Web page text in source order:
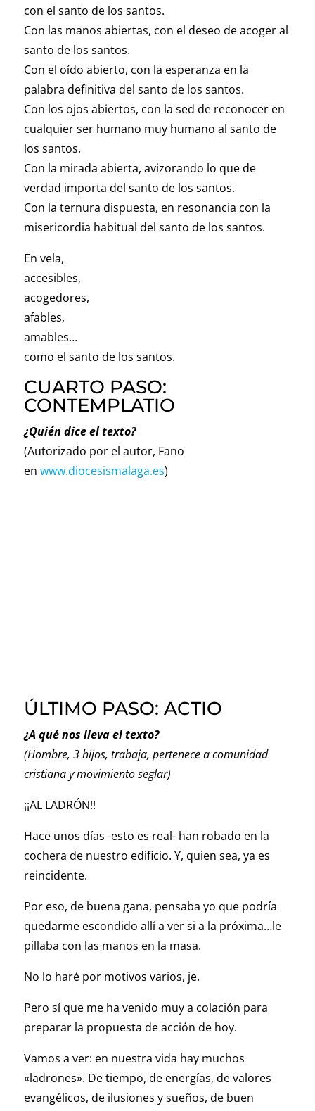
con el santo de los santos.
Con las manos abiertas, con el deseo de acoger al
santo de los santos.
Con el oído abierto, con la esperanza en la
palabra definitiva del santo de los santos.
Con los ojos abiertos, con la sed de reconocer en
cualquier ser humano muy humano al santo de
los santos.
Con la mirada abierta, avizorando lo que de
verdad importa del santo de los santos.
Con la ternura dispuesta, en resonancia con la
misericordia habitual del santo de los santos.
En vela,
accesibles,
acogedores,
afables,
amables…
como el santo de los santos.
CUARTO PASO:
CONTEMPLATIO
¿Quién dice el texto?
(Autorizado por el autor, Fano
en www.diocesismalaga.es)
ÚLTIMO PASO: ACTIO
¿A qué nos lleva el texto?
(Hombre, 3 hijos, trabaja, pertenece a comunidad
cristiana y movimiento seglar)
¡¡AL LADRÓN!!
Hace unos días -esto es real- han robado en la
cochera de nuestro edificio. Y, quien sea, ya es
reincidente.
Por eso, de buena gana, pensaba yo que podría
quedarme escondido allí a ver si a la próxima…le
pillaba con las manos en la masa.
No lo haré por motivos varios, je.
Pero sí que me ha venido muy a colación para
preparar la propuesta de acción de hoy.
Vamos a ver: en nuestra vida hay muchos
«ladrones». De tiempo, de energías, de valores
evangélicos, de ilusiones y sueños, de buen